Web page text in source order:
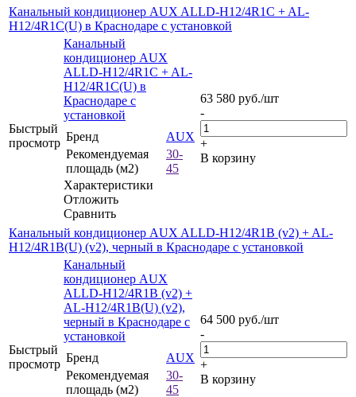
Канальный кондиционер AUX ALLD-H12/4R1C + AL-
H12/4R1C(U) в Краснодаре с установкой
Быстрый
просмотр
Канальный
кондиционер AUX
ALLD-H12/4R1C + AL-
H12/4R1C(U) в
Краснодаре с
установкой
Бренд
AUX
Рекомендуемая
площадь (м2)
30-
45
Характеристики
Отложить
Сравнить
63 580 руб./шт
-
+
В корзину
Канальный кондиционер AUX ALLD-H12/4R1B (v2) + AL-
H12/4R1B(U) (v2), черный в Краснодаре с установкой
Быстрый
просмотр
Канальный
кондиционер AUX
ALLD-H12/4R1B (v2) +
AL-H12/4R1B(U) (v2),
черный в Краснодаре с
установкой
Бренд
AUX
Рекомендуемая
площадь (м2)
30-
45
64 500 руб./шт
-
+
В корзину